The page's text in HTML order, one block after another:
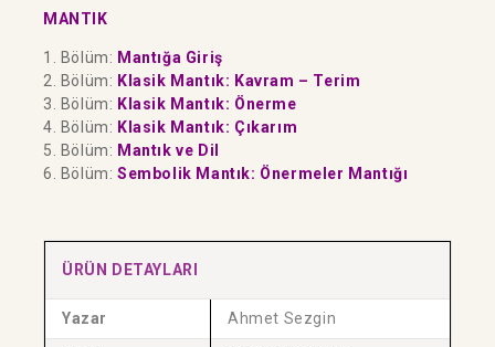
MANTIK
1. Bölüm: Mantığa Giriş
2. Bölüm: Klasik Mantık: Kavram – Terim
3. Bölüm: Klasik Mantık: Önerme
4. Bölüm: Klasik Mantık: Çıkarım
5. Bölüm: Mantık ve Dil
6. Bölüm: Sembolik Mantık: Önermeler Mantığı
ÜRÜN DETAYLARI
Yazar Ahmet Sezgin